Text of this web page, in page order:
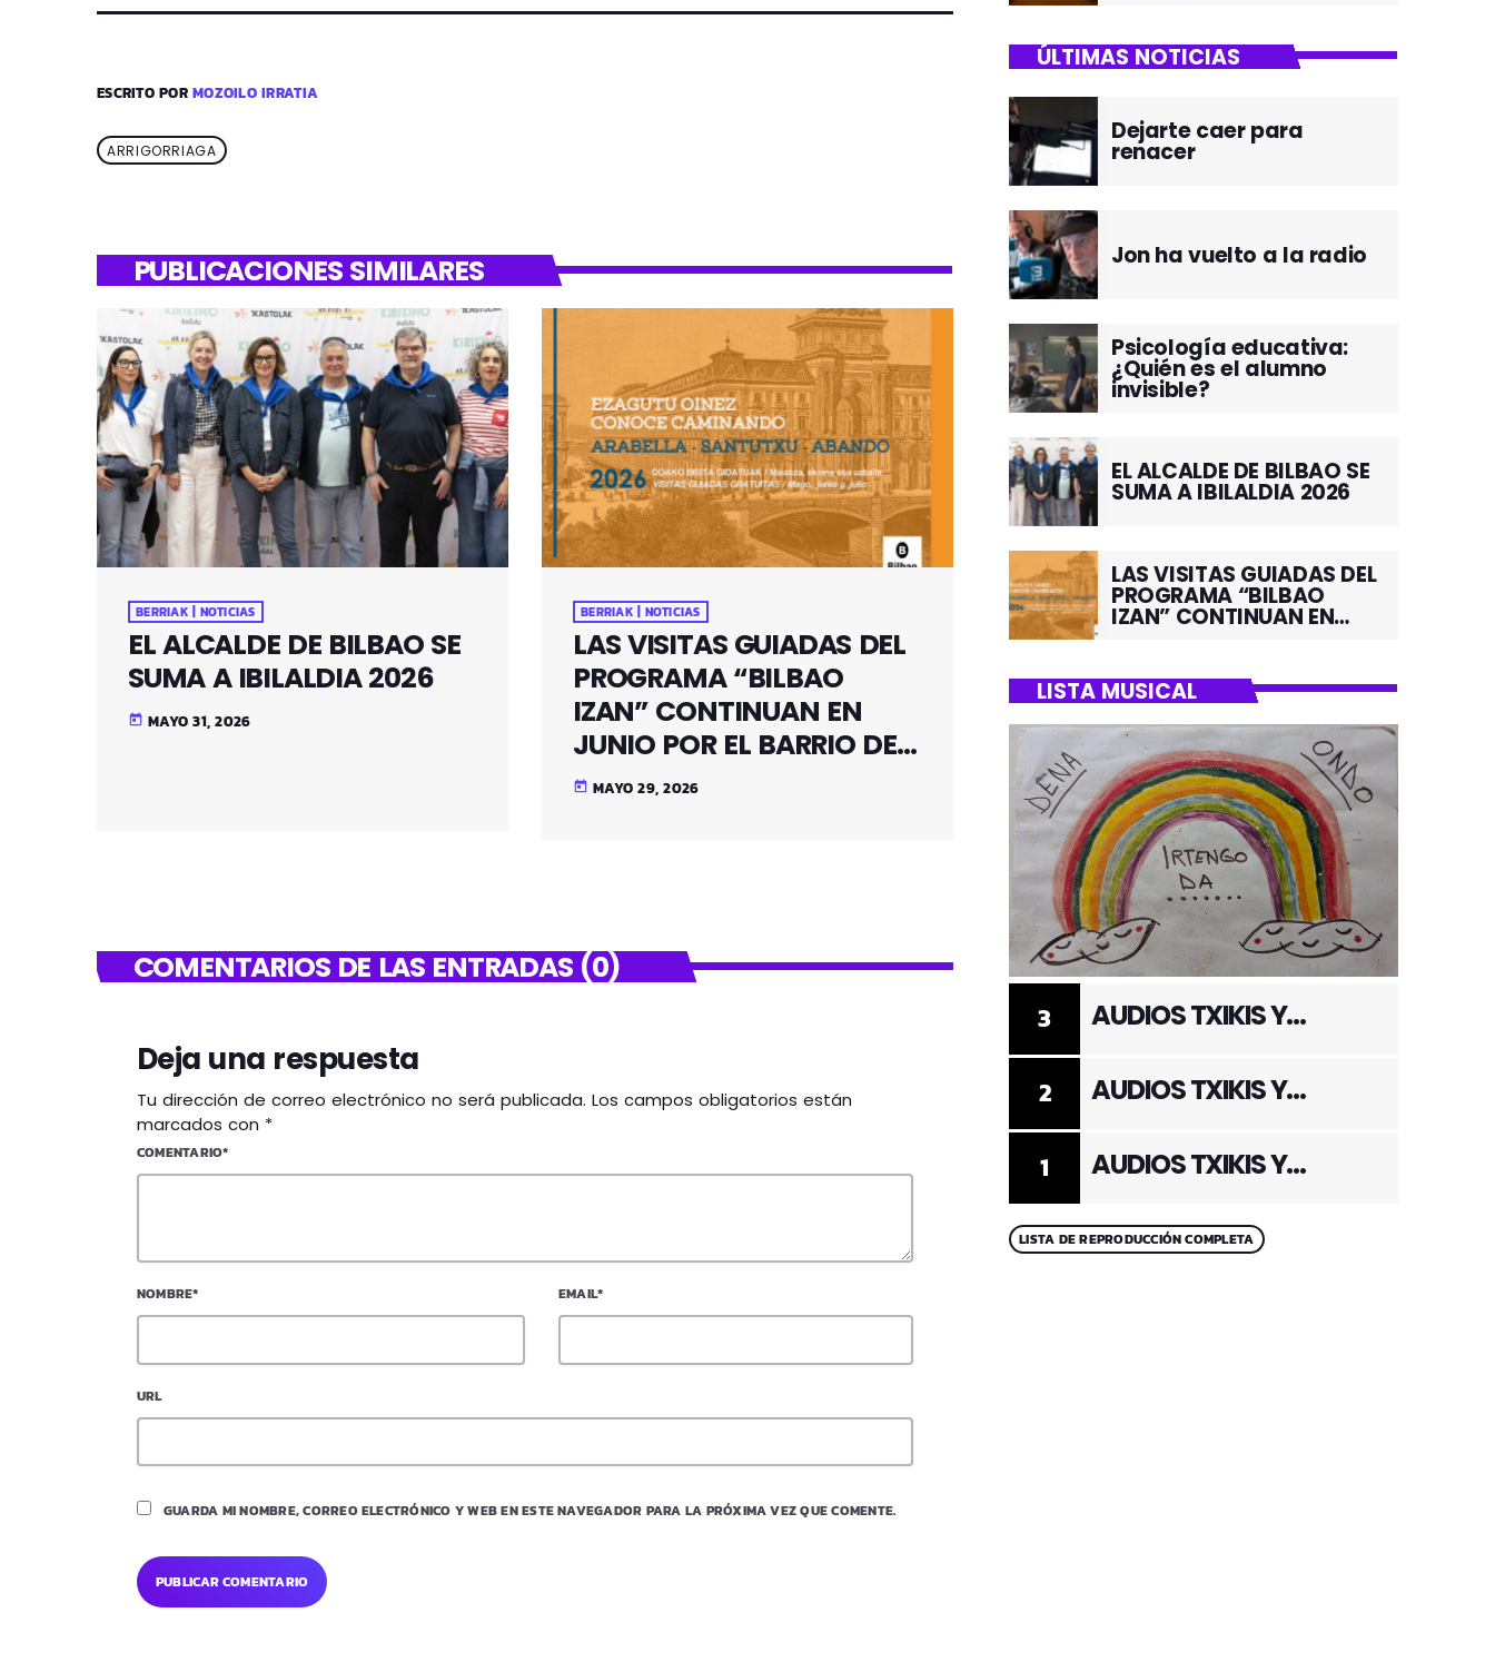
ESCRITO PORMOZOILO IRRATIA
ARRIGORRIAGA
PUBLICACIONES SIMILARES
BERRIAK | NOTICIAS
EL ALCALDE DE BILBAO SE
SUMA A IBILALDIA 2026
today MAYO 31, 2026
BERRIAK | NOTICIAS
LAS VISITAS GUIADAS DEL
PROGRAMA “BILBAO
IZAN” CONTINUAN EN
JUNIO POR EL BARRIO DE
SANTUTXU
today MAYO 29, 2026
COMENTARIOS DE LAS ENTRADAS (0)
Deja una respuesta
Tu dirección de correo electrónico no será publicada. Los campos obligatorios están
marcados con *
COMENTARIO*
NOMBRE* EMAIL*
URL
GUARDA MI NOMBRE, CORREO ELECTRÓNICO Y WEB EN ESTE NAVEGADOR PARA LA PRÓXIMA VEZ QUE COMENTE.
ÚLTIMAS NOTICIAS
Dejarte caer para
renacer
Jon ha vuelto a la radio
Psicología educativa:
¿Quién es el alumno
invisible?
EL ALCALDE DE BILBAO SE
SUMA A IBILALDIA 2026
LAS VISITAS GUIADAS DEL
PROGRAMA “BILBAO
IZAN” CONTINUAN EN
LISTA MUSICAL
1 AUDIOS TXIKIS Y
2 AUDIOS TXIKIS Y
3 AUDIOS TXIKIS Y
LISTA DE REPRODUCCIÓN COMPLETA